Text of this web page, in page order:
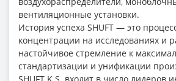
вентиляционные установки.
История успеха SHUFT — это
концентрации на исследованиях и
настойчивое стремление к
стандартизации и унификации